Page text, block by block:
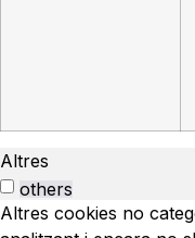
Altres
others
Altres cookies no